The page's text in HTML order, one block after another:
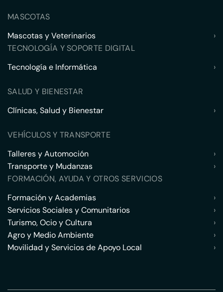
MASCOTAS
Mascotas y Veterinarios
›
TECNOLOGÍA Y SOPORTE DIGITAL
Tecnología e Informática
›
SALUD Y BIENESTAR
Clínicas, Salud y Bienestar
›
VEHÍCULOS Y TRANSPORTE
Talleres y Automoción
›
Transporte y Mudanzas
›
FORMACIÓN, AYUDA Y OTROS SERVICIOS
Formación y Academias
›
Servicios Sociales y Comunitarios
›
Turismo, Ocio y Cultura
›
Agro y Medio Ambiente
›
Movilidad y Servicios de Apoyo Local
›